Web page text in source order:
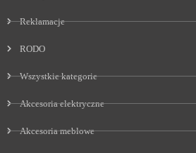
Reklamacje
RODO
Wszystkie kategorie
Akcesoria elektryczne
Akcesoria meblowe